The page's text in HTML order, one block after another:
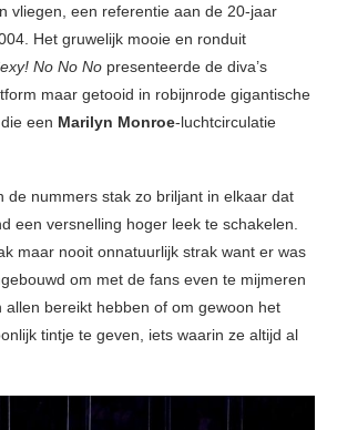
vliegen, een referentie aan de 20-jaar
Het gruwelijk mooie en ronduit
No No No presenteerde de diva’s
maar getooid in robijnrode gigantische
een Marilyn Monroe-luchtcirculatie
de nummers stak zo briljant in elkaar dat
een versnelling hoger leek te schakelen.
maar nooit onnatuurlijk strak want er was
om met de fans even te mijmeren
allen bereikt hebben of om gewoon het
tintje te geven, iets waarin ze altijd al